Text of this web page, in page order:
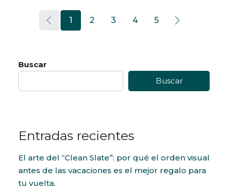
1 2 3 4 5
Buscar
Buscar
Entradas recientes
El arte del “Clean Slate”: por qué el orden visual
antes de las vacaciones es el mejor regalo para
tu vuelta.